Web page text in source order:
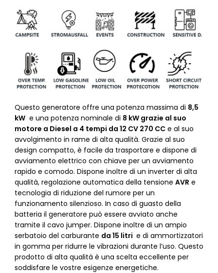
Questo generatore offre una potenza massima di 8,5
kW e una potenza nominale di 8 kW grazie al suo
motore a Diesel a 4 tempi da 12 CV 270 CC e al suo
avvolgimento in rame di alta qualità. Grazie al suo
design compatto, è facile da trasportare e dispone di
avviamento elettrico con chiave per un avviamento
rapido e comodo. Dispone inoltre di un inverter di alta
qualità, regolazione automatica della tensione AVR e
tecnologia di riduzione del rumore per un
funzionamento silenzioso. In caso di guasto della
batteria il generatore può essere avviato anche
tramite il cavo jumper. Dispone inoltre di un ampio
serbatoio del carburante da 15 litri e di ammortizzatori
in gomma per ridurre le vibrazioni durante l’uso. Questo
prodotto di alta qualità è una scelta eccellente per
soddisfare le vostre esigenze energetiche.